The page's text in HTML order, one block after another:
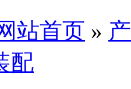
站首页 »
配